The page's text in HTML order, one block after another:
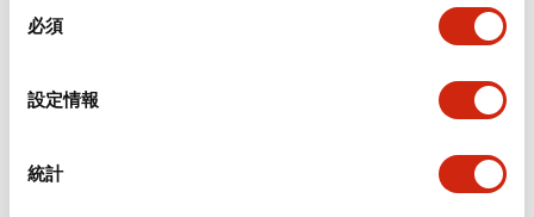
必須
設定情報
統計
環境仕様